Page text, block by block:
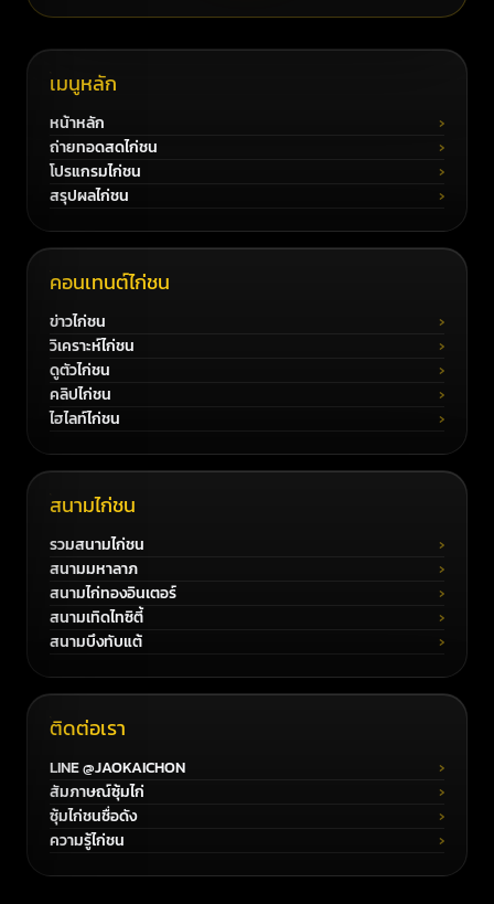
เมนูหลัก
หน้าหลัก
ถ่ายทอดสดไก่ชน
โปรแกรมไก่ชน
สรุปผลไก่ชน
คอนเทนต์ไก่ชน
ข่าวไก่ชน
วิเคราะห์ไก่ชน
ดูตัวไก่ชน
คลิปไก่ชน
ไฮไลท์ไก่ชน
สนามไก่ชน
รวมสนามไก่ชน
สนามมหาลาภ
สนามไก่ทองอินเตอร์
สนามเทิดไทซิตี้
สนามบึงทับแต้
ติดต่อเรา
LINE @JAOKAICHON
สัมภาษณ์ซุ้มไก่
ซุ้มไก่ชนชื่อดัง
ความรู้ไก่ชน